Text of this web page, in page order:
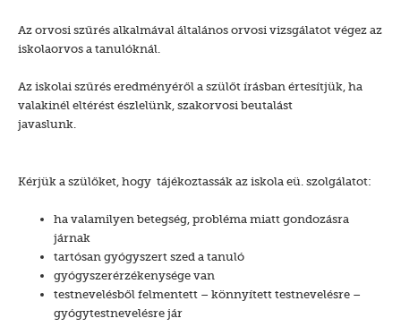
Az orvosi szűrés alkalmával általános orvosi vizsgálatot végez az
iskolaorvos a tanulóknál.
Az iskolai szűrés eredményéről a szülőt írásban értesítjük, ha
valakinél eltérést észlelünk, szakorvosi beutalást
javaslunk.
Kérjük a szülőket, hogy tájékoztassák az iskola eü. szolgálatot:
ha valamilyen betegség, probléma miatt gondozásra
járnak
tartósan gyógyszert szed a tanuló
gyógyszerérzékenysége van
testnevelésből felmentett – könnyített testnevelésre –
gyógytestnevelésre jár